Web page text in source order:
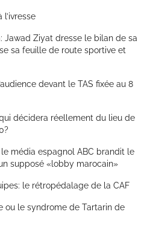
Jawad Ziyat dresse le bilan de sa
sa feuille de route sportive et
devant le TAS fixée au 8
décidera réellement du lieu de
média espagnol ABC brandit le
supposé «lobby marocain»
le rétropédalage de la CAF
ou le syndrome de Tartarin de